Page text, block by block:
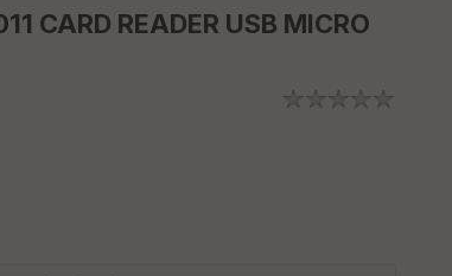
CARD READER USB MICRO